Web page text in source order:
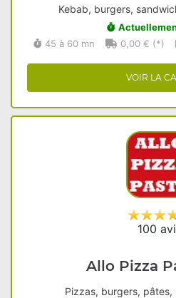
Kebab, burgers,
45 à 60 mn
0,00 € (*)
VOIR LA
100
Allo Pizza
Pizzas, burgers, pâtes,